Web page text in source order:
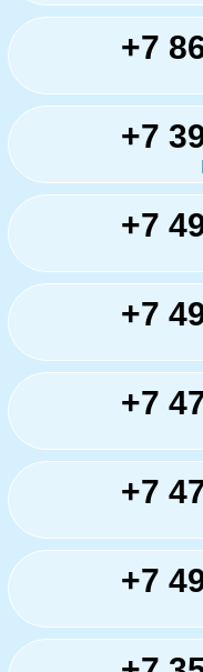
+7
+7
+7
+7
+7
+7
+7